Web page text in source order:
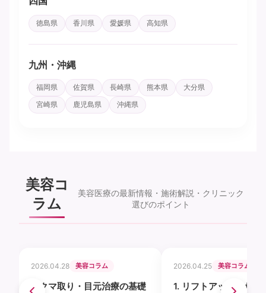
徳島県 香川県 愛媛県 高知県
九州・沖縄
福岡県 佐賀県 長崎県 熊本県
大分県
宮崎県
鹿児島県 沖縄県
美容コ
ラム
美容医療の最新情報・施術解説・クリニック
選びのポイント
2026.04.28 美容コラム
1. クマ取り・目元治療の基礎
2026.04.25 美容コラム
1. リフトアップ・たる